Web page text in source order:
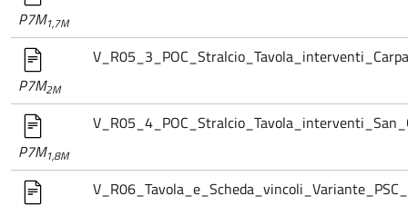
P7M1,7M
P7M2M
P7M1,8M